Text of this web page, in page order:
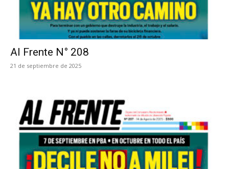
Al Frente N° 208
21 de septiembre de 2025